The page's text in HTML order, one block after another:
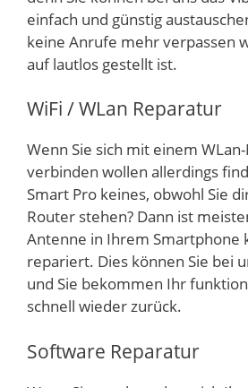
einfach und günstig
keine Anrufe mehr verpassen
auf lautlos gestellt ist.
WiFi / WLan Reparatur
Wenn Sie sich mit einem
verbinden wollen allerdings
Smart Pro keines, obwohl Sie
Router stehen? Dann ist
Antenne in Ihrem Smartphone
repariert. Dies können Sie bei
und Sie bekommen Ihr
schnell wieder zurück.
Software Reparatur